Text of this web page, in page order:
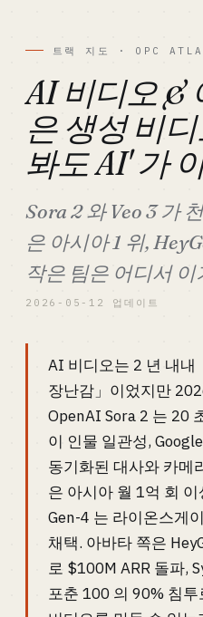
트랙 지도 · OPC
AI 비디오 &
은 생성 비
봐도 AI' 가
Sora 2 와 Veo 3 가
은 아시아 1 위,
작은 팀은 어디서 이
2026-05-12 업데이트
AI 비디오는 2 년 내내
장난감」이었지만
OpenAI Sora 2 는 20
이 인물 일관성,
동기화된 대사와 카메
은 아시아 월 1억 회
Gen-4 는 라이온스게
채택. 아바타 쪽은
로 $100M ARR 돌파,
포춘 100 의 90% 침